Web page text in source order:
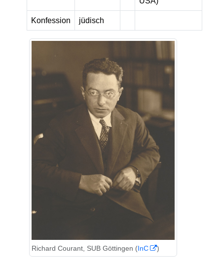
Konfession jüdisch
Richard Courant, SUB Göttingen (InC )